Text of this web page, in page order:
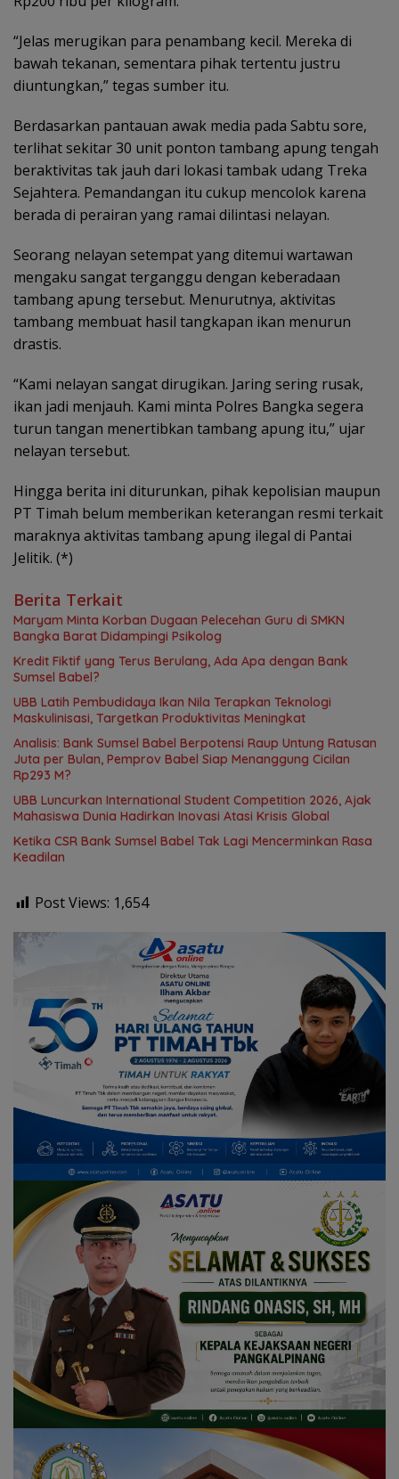
“Jelas merugikan para penambang kecil. Mereka di
bawah tekanan, sementara pihak tertentu justru
diuntungkan,” tegas sumber itu.
Berdasarkan pantauan awak media pada Sabtu sore,
terlihat sekitar 30 unit ponton tambang apung tengah
beraktivitas tak jauh dari lokasi tambak udang Treka
Sejahtera. Pemandangan itu cukup mencolok karena
berada di perairan yang ramai dilintasi nelayan.
Seorang nelayan setempat yang ditemui wartawan
mengaku sangat terganggu dengan keberadaan
tambang apung tersebut. Menurutnya, aktivitas
tambang membuat hasil tangkapan ikan menurun
drastis.
“Kami nelayan sangat dirugikan. Jaring sering rusak,
ikan jadi menjauh. Kami minta Polres Bangka segera
turun tangan menertibkan tambang apung itu,” ujar
nelayan tersebut.
Hingga berita ini diturunkan, pihak kepolisian maupun
PT Timah belum memberikan keterangan resmi terkait
maraknya aktivitas tambang apung ilegal di Pantai
Jelitik. (*)
Berita Terkait
Maryam Minta Korban Dugaan Pelecehan Guru di SMKN
Bangka Barat Didampingi Psikolog
Kredit Fiktif yang Terus Berulang, Ada Apa dengan Bank
Sumsel Babel?
UBB Latih Pembudidaya Ikan Nila Terapkan Teknologi
Maskulinisasi, Targetkan Produktivitas Meningkat
Analisis: Bank Sumsel Babel Berpotensi Raup Untung Ratusan
Juta per Bulan, Pemprov Babel Siap Menanggung Cicilan
Rp293 M?
UBB Luncurkan International Student Competition 2026, Ajak
Mahasiswa Dunia Hadirkan Inovasi Atasi Krisis Global
Ketika CSR Bank Sumsel Babel Tak Lagi Mencerminkan Rasa
Keadilan
Post Views: 1,654